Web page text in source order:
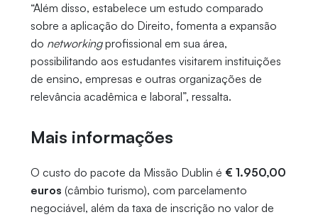
“Além disso, estabelece um estudo comparado
sobre a aplicação do Direito, fomenta a expansão
do networkingprofissional em sua área,
possibilitando aos estudantes visitarem instituições
de ensino, empresas e outras organizações de
relevância acadêmica e laboral”, ressalta.
Mais informações
O custo do pacote da Missão Dublin é € 1.950,00
euros (câmbio turismo), com parcelamento
negociável, além da taxa de inscrição no valor de